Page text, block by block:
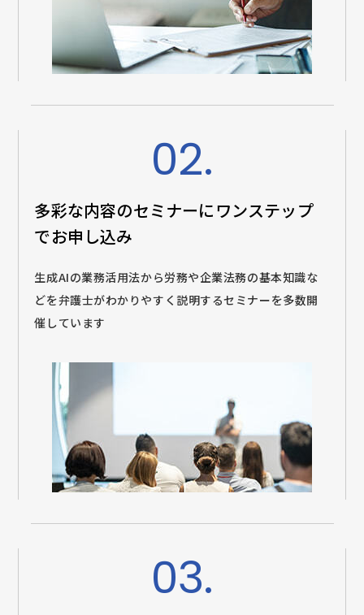
02.
多彩な内容のセミナーにワンステップ
でお申し込み
生成AIの業務活用法から労務や企業法務の基本知識な
どを弁護士がわかりやすく説明するセミナーを多数開
催しています
03.